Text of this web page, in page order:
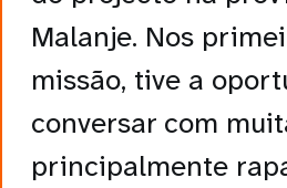
Malanje. Nos
missão, tive a
conversar com
principalmente